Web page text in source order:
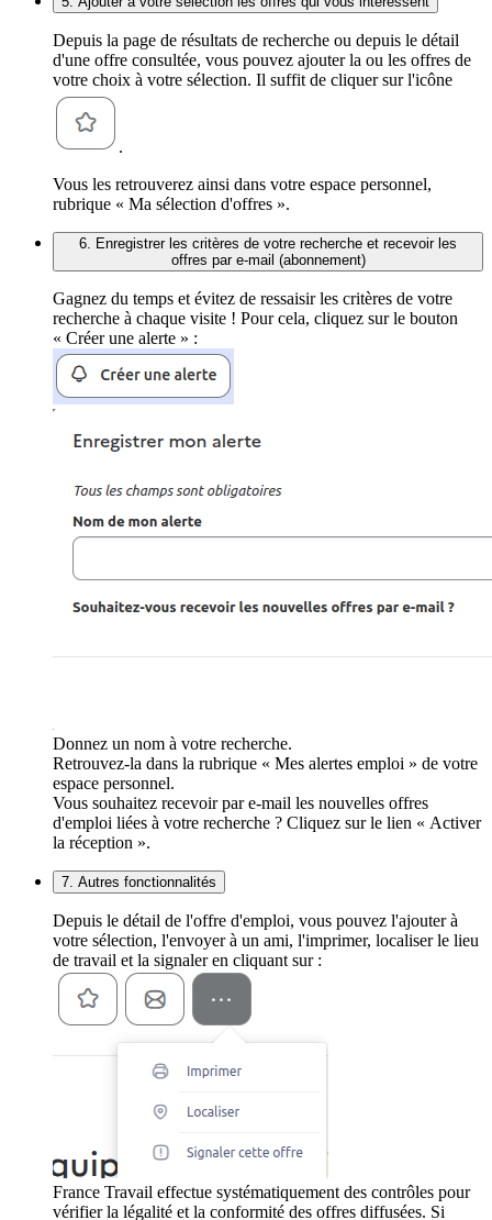
Depuis la page de résultats de recherche ou depuis le détail
d'une offre consultée, vous pouvez ajouter la ou les offres de
votre choix à votre sélection. Il suffit de cliquer sur l'icône
.
Vous les retrouverez ainsi dans votre espace personnel,
rubrique « Ma sélection d'offres ».
6. Enregistrer les critères de votre recherche et recevoir les
offres par e-mail (abonnement)
Gagnez du temps et évitez de ressaisir les critères de votre
recherche à chaque visite ! Pour cela, cliquez sur le bouton
« Créer une alerte » :
Donnez un nom à votre recherche.
Retrouvez-la dans la rubrique « Mes alertes emploi » de votre
espace personnel.
Vous souhaitez recevoir par e-mail les nouvelles offres
d'emploi liées à votre recherche ? Cliquez sur le lien « Activer
la réception ».
7. Autres fonctionnalités
Depuis le détail de l'offre d'emploi, vous pouvez l'ajouter à
votre sélection, l'envoyer à un ami, l'imprimer, localiser le lieu
de travail et la signaler en cliquant sur :
France Travail effectue systématiquement des contrôles pour
vérifier la légalité et la conformité des offres diffusées. Si